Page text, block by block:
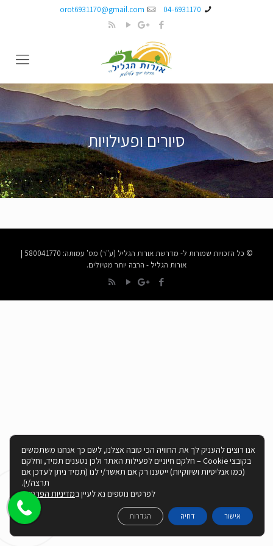
04-6931170
orot6931170@gmail.com
סיורים ופעילויות
© כל הזכויות שמורות ל- מדרשת אורות הגליל (ע"ר) מס' עמותה: 580041770 |
אורות הגליל - הרבה יותר מטיולים.
אנו רוצים להעניק לך את החוויה הכי טובה אצלנו, לשם כך אנחנו משתמשים
בקובצי Cookie – חלקם חיוניים לפעילות האתר ולכן נטענים תמיד, וחלקם
(כמו אנליטיות ושיווקיות) ייטענו רק אם תאשר/י לנו (תמיד ניתן לעדכן אם
תרצה/י).
לפרטים נוספים נא לעיין במדיניות הפרטיות
אישור דחיה הגדרות